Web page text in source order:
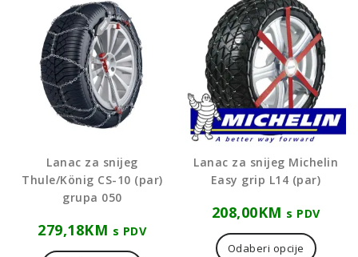
na
stranici
Lanac za snijeg
Thule/König CS-10 (par)
grupa 050
279,18KM s PDV
Lanac za snijeg Michelin
Easy grip L14 (par)
208,00KM s PDV
Odaberi opcije